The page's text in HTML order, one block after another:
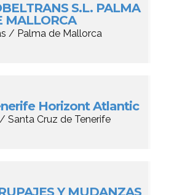
S.L. PALMA
MALLORCA
/ Palma de Mallorca
Horizont Atlantic
Santa Cruz de Tenerife
Y MUDANZAS